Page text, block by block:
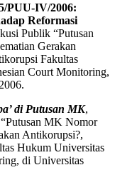
PUU-IV/2006:
Reformasi
Publik “Putusan
Gerakan
Fakultas
Court Monitoring,
di Putusan MK,
MK Nomor
Antikorupsi?,
Hukum Universitas
di Universitas